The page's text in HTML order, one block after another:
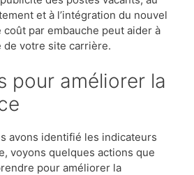
et à l’intégration du nouvel
par embauche peut aider à
de votre site carrière.
avons identifié les indicateurs
voyons quelques actions que
pour améliorer la